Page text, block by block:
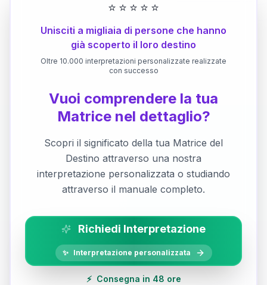
⭐ ⭐ ⭐ ⭐ ⭐
Unisciti a migliaia di persone che hanno
già scoperto il loro destino
Oltre 10.000 interpretazioni personalizzate realizzate
con successo
Vuoi comprendere la tua
Matrice nel dettaglio?
Scopri il significato della tua Matrice del
Destino attraverso una nostra
interpretazione personalizzata o studiando
attraverso il manuale completo.
Richiedi Interpretazione
✨ Interpretazione personalizzata
⚡ Consegna in 48 ore